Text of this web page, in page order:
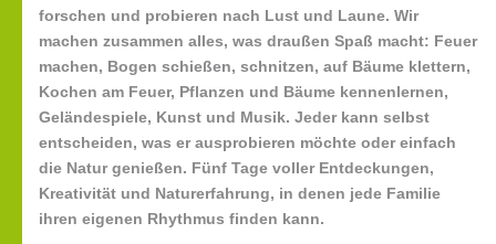
forschen und probieren nach Lust und Laune. Wir
machen zusammen alles, was draußen Spaß macht: Feuer
machen, Bogen schießen, schnitzen, auf Bäume klettern,
Kochen am Feuer, Pflanzen und Bäume kennenlernen,
Geländespiele, Kunst und Musik. Jeder kann selbst
entscheiden, was er ausprobieren möchte oder einfach
die Natur genießen. Fünf Tage voller Entdeckungen,
Kreativität und Naturerfahrung, in denen jede Familie
ihren eigenen Rhythmus finden kann.